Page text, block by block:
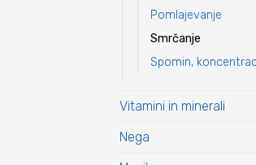
Pomlajevanje
Smrčanje
Spomin,
Vitamini in minerali
Nega